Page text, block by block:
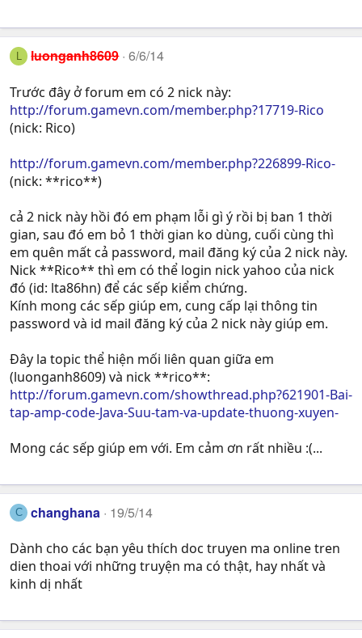
luonganh8609 6/6/14
Trước đây ở forum em có 2 nick này:
http://forum.gamevn.com/member.php?17719-Rico
(nick: Rico)
http://forum.gamevn.com/member.php?226899-Rico-
(nick: **rico**)
cả 2 nick này hồi đó em phạm lỗi gì ý rồi bị ban 1 thời
gian, sau đó em bỏ 1 thời gian ko dùng, cuối cùng thì
em quên mất cả password, mail đăng ký của 2 nick này.
Nick **Rico** thì em có thể login nick yahoo của nick
đó (id: lta86hn) để các sếp kiểm chứng.
Kính mong các sếp giúp em, cung cấp lại thông tin
password và id mail đăng ký của 2 nick này giúp em.
Đây la topic thể hiện mối liên quan giữa em
(luonganh8609) và nick **rico**:
http://forum.gamevn.com/showthread.php?621901-Bai-
tap-amp-code-Java-Suu-tam-va-update-thuong-xuyen-
Mong các sếp giúp em với. Em cảm ơn rất nhiều :(...
C changhana 19/5/14
Dành cho các bạn yêu thích doc truyen ma online tren
dien thoai với những truyện ma có thật, hay nhất và
kinh dị nhất